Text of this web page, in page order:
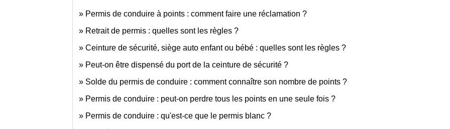
Permis de conduire à points : comment faire une réclamation ?
Retrait de permis : quelles sont les règles ?
Ceinture de sécurité, siège auto enfant ou bébé : quelles sont les règles ?
Peut-on être dispensé du port de la ceinture de sécurité ?
Solde du permis de conduire : comment connaître son nombre de points ?
Permis de conduire : peut-on perdre tous les points en une seule fois ?
Permis de conduire : qu'est-ce que le permis blanc ?